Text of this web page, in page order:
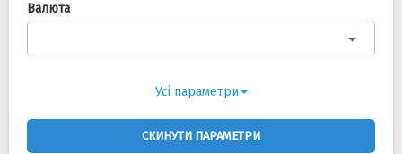
Валюта
Усі параметри
СКИНУТИ ПАРАМЕТРИ